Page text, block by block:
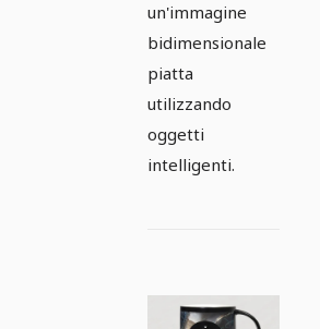
un'immagine
bidimensionale
piatta
utilizzando
oggetti
intelligenti.